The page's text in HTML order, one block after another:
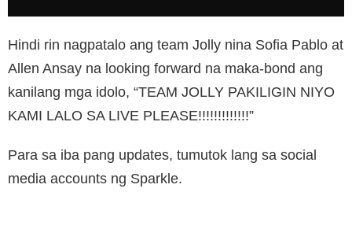
Hindi rin nagpatalo ang team Jolly nina Sofia Pablo at
Allen Ansay na looking forward na maka-bond ang
kanilang mga idolo, “TEAM JOLLY PAKILIGIN NIYO
KAMI LALO SA LIVE PLEASE!!!!!!!!!!!!!”
Para sa iba pang updates, tumutok lang sa social
media accounts ng Sparkle.